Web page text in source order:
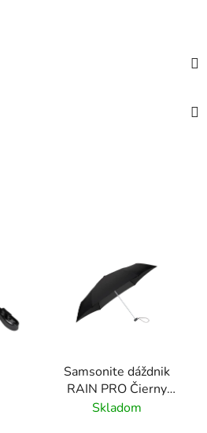
Samsonite dáždnik
RAIN PRO Čierny
skladací manuálny
Skladom